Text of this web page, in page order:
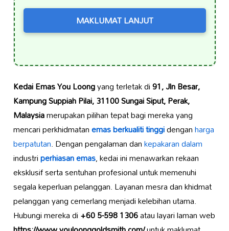
MAKLUMAT LANJUT
Kedai Emas You Loongyang terletak di91, Jln Besar,
Kampung Suppiah Pilai, 31100 Sungai Siput, Perak,
Malaysiamerupakan pilihan tepat bagi mereka yang
mencari perkhidmatanemas berkualiti tinggidenganharga
berpatutan. Dengan pengalaman dankepakaran dalam
industriperhiasan emas, kedai ini menawarkan rekaan
eksklusif serta sentuhan profesional untuk memenuhi
segala keperluan pelanggan. Layanan mesra dan khidmat
pelanggan yang cemerlang menjadi kelebihan utama.
Hubungi mereka di+60 5-598 1306atau layari laman web